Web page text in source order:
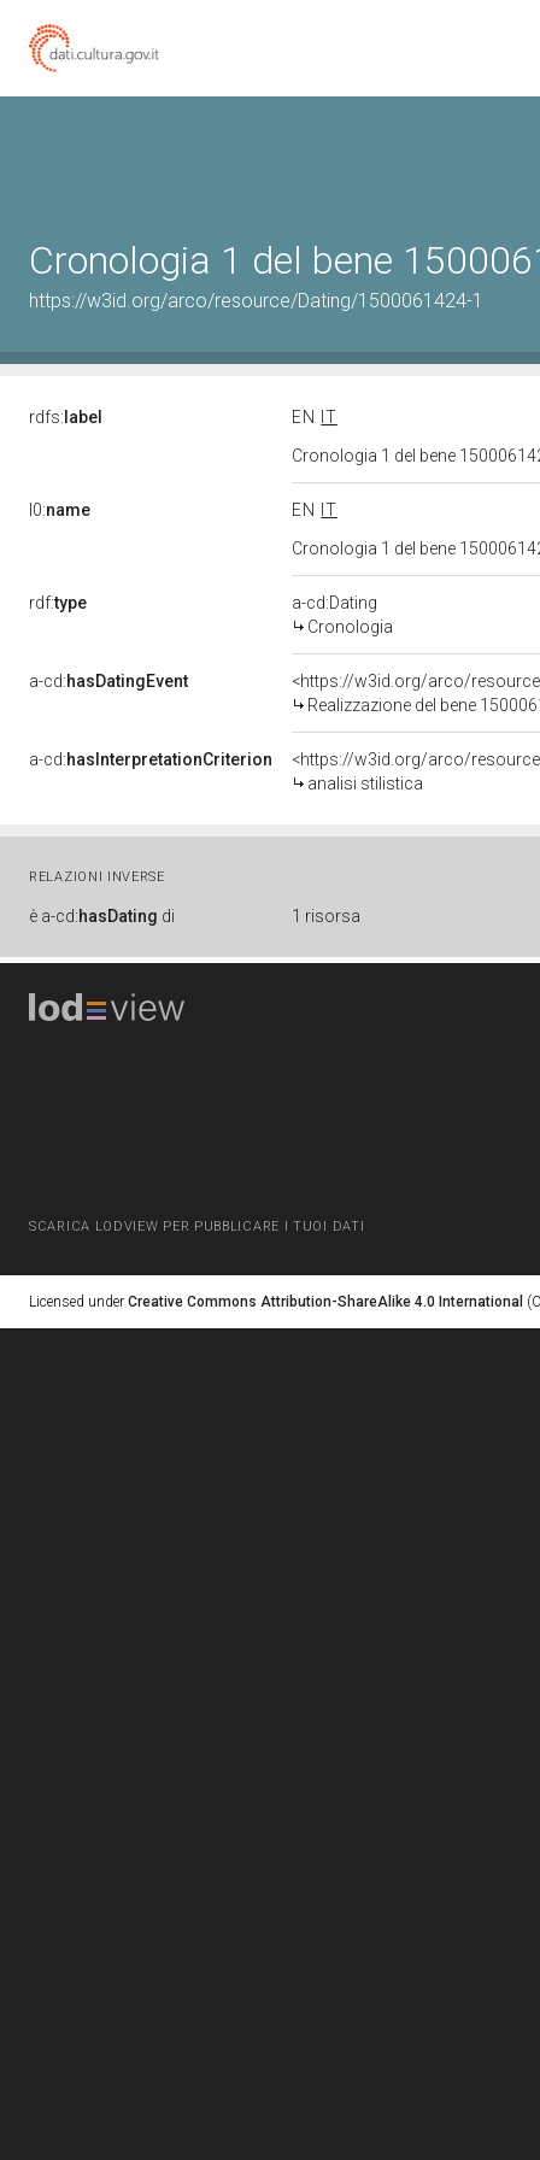
Cronologia 1 del bene
https://w3id.org/arco/resource/Dating/1500061424-1
rdfs: label EN
IT
Cronologia 1 del bene
l0:name EN
IT
Cronologia 1 del bene
rdf:type
a-cd:Dating
Cronologia
a-cd:hasDatingEvent
<https://w3id.org/arco/
Realizzazione del bene
a-cd:hasInterpretationCriterion
<https://w3id.org/arco/
analisi stilistica
RELAZIONI INVERSE
è a-cd:hasDating di 1 risorsa
SCARICA LODVIEW PER PUBBLICARE I TUOI DATI
Licensed under Creative Commons Attribution-ShareAlike 4.0 International